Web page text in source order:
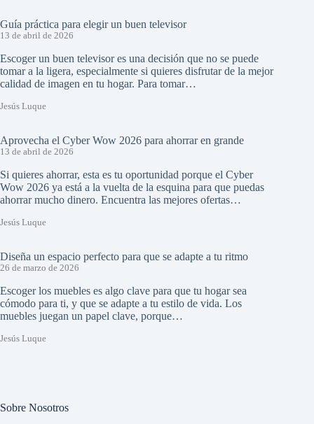
Guía práctica para elegir un buen televisor
13 de abril de 2026
Escoger un buen televisor es una decisión que no se puede
tomar a la ligera, especialmente si quieres disfrutar de la mejor
calidad de imagen en tu hogar. Para tomar…
Jesús Luque
Aprovecha el Cyber Wow 2026 para ahorrar en grande
13 de abril de 2026
Si quieres ahorrar, esta es tu oportunidad porque el Cyber
Wow 2026 ya está a la vuelta de la esquina para que puedas
ahorrar mucho dinero. Encuentra las mejores ofertas…
Jesús Luque
Diseña un espacio perfecto para que se adapte a tu ritmo
26 de marzo de 2026
Escoger los muebles es algo clave para que tu hogar sea
cómodo para ti, y que se adapte a tu estilo de vida. Los
muebles juegan un papel clave, porque…
Jesús Luque
Sobre Nosotros